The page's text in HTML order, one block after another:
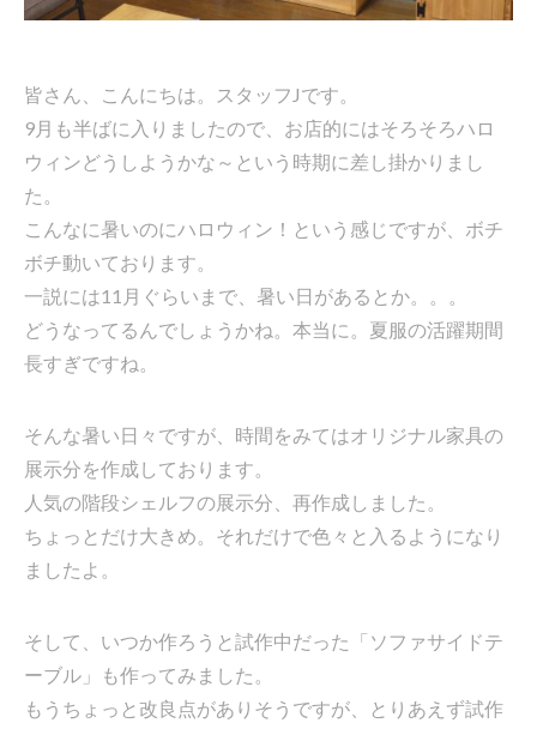
皆さん、こんにちは。スタッフJです。
9月も半ばに入りましたので、お店的にはそろそろハロ
ウィンどうしようかな～という時期に差し掛かりまし
た。
こんなに暑いのにハロウィン！という感じですが、ボチ
ボチ動いております。
一説には11月ぐらいまで、暑い日があるとか。。。
どうなってるんでしょうかね。本当に。夏服の活躍期間
長すぎですね。
そんな暑い日々ですが、時間をみてはオリジナル家具の
展示分を作成しております。
人気の階段シェルフの展示分、再作成しました。
ちょっとだけ大きめ。それだけで色々と入るようになり
ましたよ。
そして、いつか作ろうと試作中だった「ソファサイドテ
ーブル」も作ってみました。
もうちょっと改良点がありそうですが、とりあえず試作